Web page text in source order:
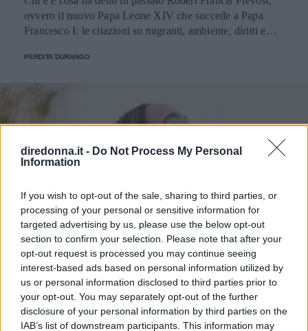
diredonna.it - Do Not Process My Personal
Information
If you wish to opt-out of the sale, sharing to third parties, or
processing of your personal or sensitive information for
targeted advertising by us, please use the below opt-out
section to confirm your selection. Please note that after your
opt-out request is processed you may continue seeing
interest-based ads based on personal information utilized by
us or personal information disclosed to third parties prior to
your opt-out. You may separately opt-out of the further
disclosure of your personal information by third parties on the
IAB’s list of downstream participants. This information may
ovvero il nuovo Papa Leone XIV che succede a Papa
Francesco I: le citazioni su migranti, ambiente, diritti e
PERDITA DURANGO